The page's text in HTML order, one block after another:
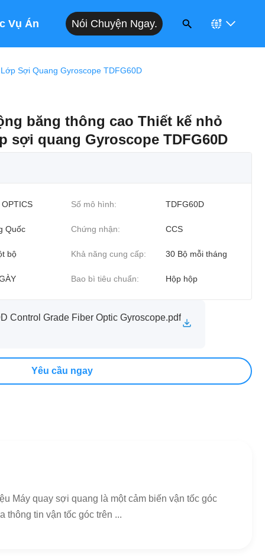
Vụ Án Nói Chuyện Ngay.
Sợi Quang Gyroscope TDFG60D
băng thông cao Thiết kế nhỏ
sợi quang Gyroscope TDFG60D
OPTICS Số mô hình: TDFG60D
Quốc Chứng nhận: CCS
bộ Khả năng cung cấp: 30 Bộ mỗi tháng
Bao bì tiêu chuẩn: Hộp hộp
Control Grade Fiber Optic Gyroscope.pdf
Yêu cầu ngay
Máy quay sợi quang là một cảm biến vận tốc góc
thông tin vận tốc góc trên ...